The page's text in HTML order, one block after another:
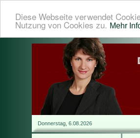
Diese Webseite verwendet
Nutzung von Cookies zu. Mehr
Donnerstag, 6.08.2026